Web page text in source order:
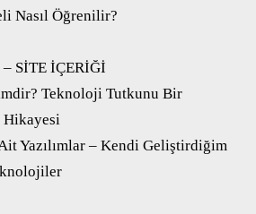
Nasıl Öğrenilir?
SİTE İÇERİĞİ
Teknoloji Tutkunu Bir
Hikayesi
Yazılımlar – Kendi Geliştirdiğim